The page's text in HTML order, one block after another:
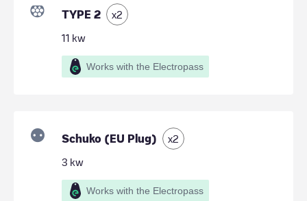
TYPE 2 x2
11 kw
Works with the Electropass
Schuko (EU Plug) x2
3 kw
Works with the Electropass